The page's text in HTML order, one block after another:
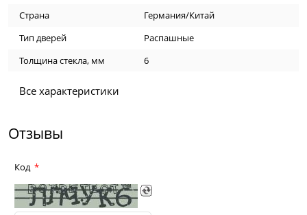
Страна
Германия/Китай
Тип дверей
Распашные
Толщина стекла, мм
6
Все характеристики
Отзывы
Код